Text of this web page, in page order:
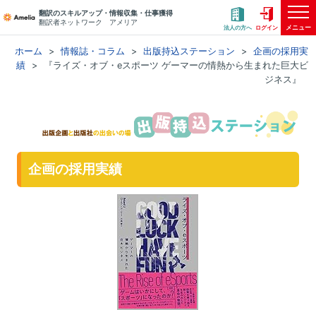
翻訳のスキルアップ・情報収集・仕事獲得
翻訳者ネットワーク アメリア
法人の方へ ログイン メニュー
ホーム 情報誌・コラム 出版持込ステーション
企画の採用実
績
『ライズ・オブ・eスポーツ ゲーマーの情熱から生まれた巨大ビ
ジネス』
企画の採用実績